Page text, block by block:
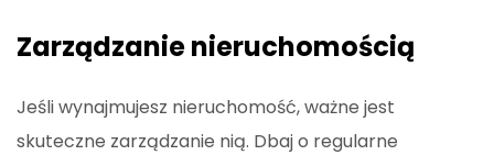
Zarządzanie nieruchomością
Jeśli wynajmujesz nieruchomość, ważne jest
skuteczne zarządzanie nią. Dbaj o regularne